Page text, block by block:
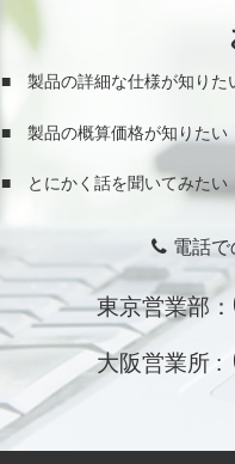
■ 製品の詳細な仕様が知りた
■ 製品の概算価格が知りたい
■ とにかく話を聞いてみたい
電話
東京営業部：
大阪営業所 :